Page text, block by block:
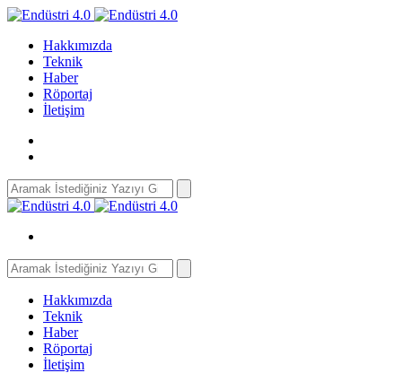
Hakkımızda
Teknik
Haber
Röportaj
İletişim
Search
for:
Search
for:
Hakkımızda
Teknik
Haber
Röportaj
İletişim